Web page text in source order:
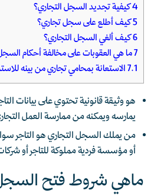
4كيفية تجديد السجل التجاري؟
5كيف أطلع على سجل تجاري؟
6كيف ألغي السجل التجاري؟
7ما هي العقوبات على مخالفة أحكام
7.1الاستعانة بمحامي تجاري من بينه
هو وثيقة قانونية تحتوي على بيانات
يمارسه ويمكنه من ممارسة العمل
من يملك السجل التجاري هو التاجر
أو مؤسسة فردية مملوكة للتاجر أو
ماهي شروط فتح